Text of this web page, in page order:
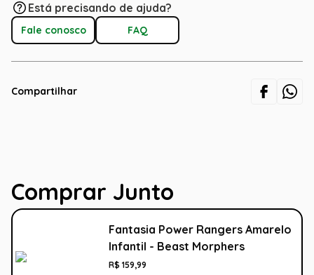
Está precisando de ajuda?
Fale conosco FAQ
Compartilhar
Comprar Junto
Fantasia Power Rangers Amarelo
Infantil - Beast Morphers
R$ 159,99